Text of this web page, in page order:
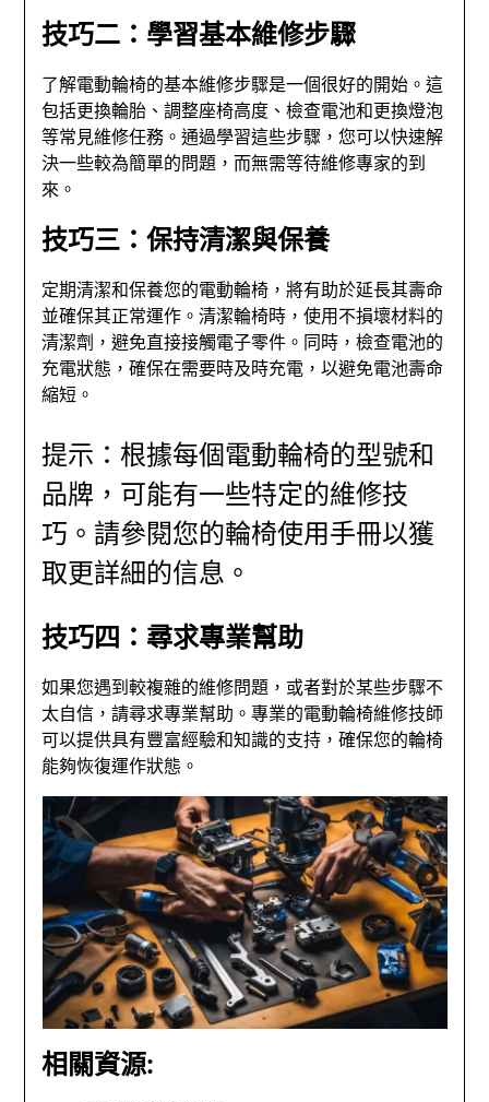
技巧二：學習基本維修步驟
了解電動輪椅的基本維修步驟是一個很好的開始。這
包括更換輪胎、調整座椅高度、檢查電池和更換燈泡
等常見維修任務。通過學習這些步驟，您可以快速解
決一些較為簡單的問題，而無需等待維修專家的到
來。
技巧三：保持清潔與保養
定期清潔和保養您的電動輪椅，將有助於延長其壽命
並確保其正常運作。清潔輪椅時，使用不損壞材料的
清潔劑，避免直接接觸電子零件。同時，檢查電池的
充電狀態，確保在需要時及時充電，以避免電池壽命
縮短。
提示：根據每個電動輪椅的型號和
品牌，可能有一些特定的維修技
巧。請參閱您的輪椅使用手冊以獲
取更詳細的信息。
技巧四：尋求專業幫助
如果您遇到較複雜的維修問題，或者對於某些步驟不
太自信，請尋求專業幫助。專業的電動輪椅維修技師
可以提供具有豐富經驗和知識的支持，確保您的輪椅
能夠恢復運作狀態。
相關資源: